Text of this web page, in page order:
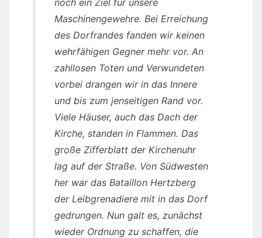
Maschinengewehre. Bei Erreichung
des Dorfrandes fanden wir keinen
wehrfähigen Gegner mehr vor. An
zahllosen Toten und Verwundeten
vorbei drangen wir in das Innere
und bis zum jenseitigen Rand vor.
Viele Häuser, auch das Dach der
Kirche, standen in Flammen. Das
große Zifferblatt der Kirchenuhr
lag auf der Straße. Von Südwesten
her war das Bataillon Hertzberg
der Leibgrenadiere mit in das Dorf
gedrungen. Nun galt es, zunächst
wieder Ordnung zu schaffen, die